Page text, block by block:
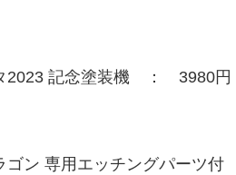
2023 記念塗装機 ： 3980円
ン 専用エッチングパーツ付